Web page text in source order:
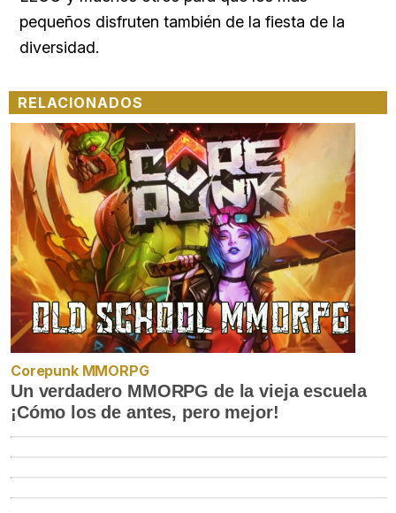
pequeños disfruten también de la fiesta de la
diversidad.
RELACIONADOS
Corepunk MMORPG
Un verdadero MMORPG de la vieja escuela
¡Cómo los de antes, pero mejor!